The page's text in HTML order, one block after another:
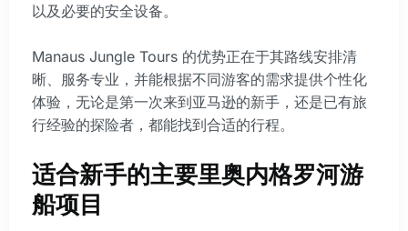
以及必要的安全设备。
Manaus Jungle Tours 的优势正在于其路线安排清
晰、服务专业，并能根据不同游客的需求提供个性化
体验，无论是第一次来到亚马逊的新手，还是已有旅
行经验的探险者，都能找到合适的行程。
适合新手的主要里奥内格罗河游
船项目